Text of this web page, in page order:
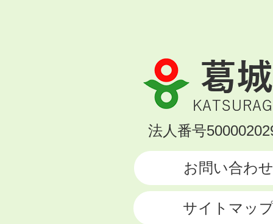
葛
城
市
KATSURAGI
法人番号
お問い合わせ
サイトマッ